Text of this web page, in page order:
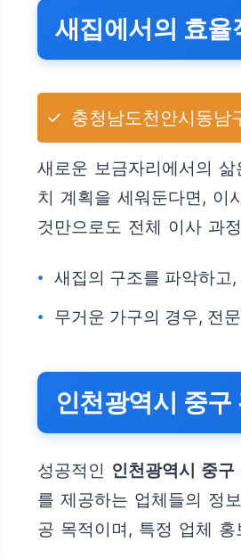
새집에서의 효율
✓ 충청남도천안시동남
새로운 보금자리에서의
치 계획을 세워둔다면, 이
것만으로도 전체 이사 과
새집의 구조를 파악하고
무거운 가구의 경우, 전
인천광역시 중구
성공적인 인천광역시 중
를 제공하는 업체들의 정
공 목적이며, 특정 업체